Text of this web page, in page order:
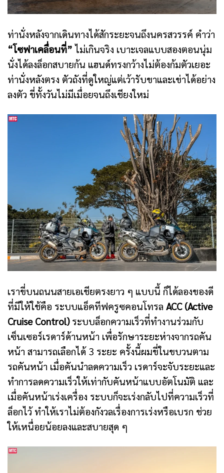
ท่านั่งหลังจากเดินทางได้สักระยะจนถึงนครสวรรค์ คำว่า
“โซฟาเคลื่อนที่” ไม่เกินจริง เบาะเจลแบบสองตอนนุ่ม
นั่งได้ลงล็อกสบายก้น แฮนด์ทรงกว้างไม่ต้องก้มตัวเยอะ
ท่านั่งหลังตรง ตัวถังที่ดูใหญ่แต่เว้ารับขาและเข่าได้อย่าง
ลงตัว ขี่ทั้งวันไม่มีเมื่อยจนถึงเชียงใหม่
เราขี่บนถนนสายเอเชียตรงยาว ๆ แบบนี้ ก็ได้ลองของดี
ที่มีให้ใช้คือ ระบบแอ็คทีฟครูซคอนโทรล ACC (Active
Cruise Control)ระบบล็อกความเร็วที่ทำงานร่วมกับ
เซ็นเซอร์เรดาร์ด้านหน้า เพื่อรักษาระยะห่างจากรถคัน
หน้า สามารถเลือกได้ 3 ระยะ ครั้งนี้ผมขี่ในขบวนตาม
รถคันหน้า เมื่อคันนำลดความเร็ว เรดาร์จะจับระยะและ
ทำการลดความเร็วให้เท่ากับคันหน้าแบบอัตโนมัติ และ
เมื่อคันหน้าเร่งเครื่อง ระบบก็จะเร่งกลับไปที่ความเร็วที่
ล็อกไว้ ทำให้เราไม่ต้องกังวลเรื่องการเร่งหรือเบรก ช่วย
ให้เหนื่อยน้อยลงและสบายสุด ๆ